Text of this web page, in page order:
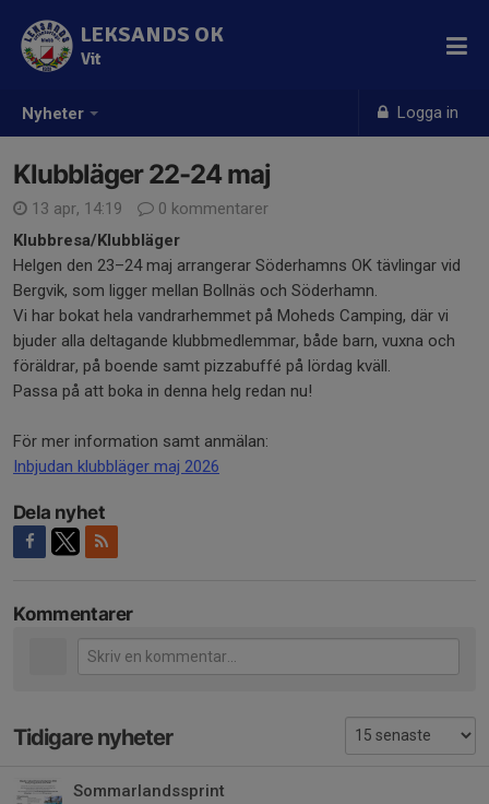
Nyheter Logga in
LEKSANDS OK
Vit
Klubbläger 22-24 maj
13 apr, 14:19
0 kommentarer
Klubbresa/Klubbläger
Helgen den 23–24 maj arrangerar Söderhamns OK tävlingar vid
Bergvik, som ligger mellan Bollnäs och Söderhamn.
Vi har bokat hela vandrarhemmet på Moheds Camping, där vi
bjuder alla deltagande klubbmedlemmar, både barn, vuxna och
föräldrar, på boende samt pizzabuffé på lördag kväll.
Passa på att boka in denna helg redan nu!
För mer information samt anmälan:
Inbjudan klubbläger maj 2026
Dela nyhet
Kommentarer
Tidigare nyheter
Sommarlandssprint